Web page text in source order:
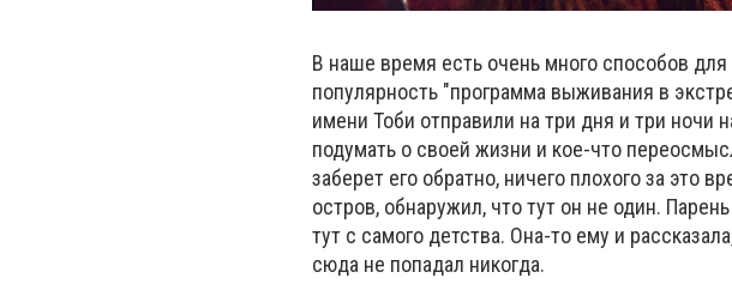
В наше время есть очень много способов
популярность "программа выживания в
имени Тоби отправили на три дня и три ночи
подумать о своей жизни и кое-что
заберет его обратно, ничего плохого за это
остров, обнаружил, что тут он не один.
тут с самого детства. Она-то ему и
сюда не попадал никогда.